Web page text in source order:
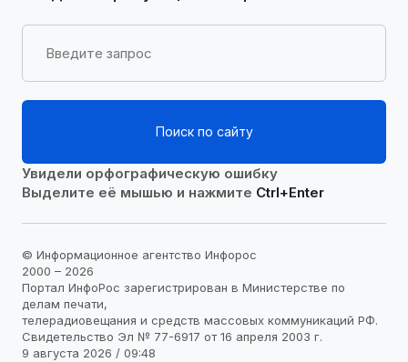
Поиск по сайту
Увидели орфографическую ошибку
Выделите её мышью и нажмите Ctrl+Enter
© Информационное агентство Инфорос
2000 – 2026
Портал ИнфоРос зарегистрирован в Министерстве по
делам печати,
телерадиовещания и средств массовых коммуникаций РФ.
Свидетельство Эл № 77-6917 от 16 апреля 2003 г.
9 августа 2026 / 09:48